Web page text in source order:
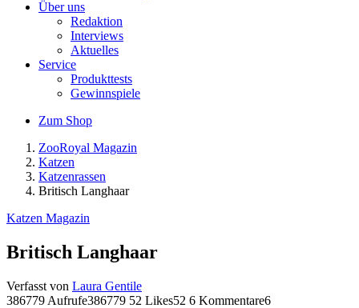
Über uns
Redaktion
Interviews
Aktuelles
Service
Produkttests
Gewinnspiele
Zum Shop
ZooRoyal Magazin
Katzen
Katzenrassen
Britisch Langhaar
Katzen Magazin
Britisch Langhaar
Verfasst von Laura Gentile
386779 Aufrufe386779 52 Likes52 6 Kommentare6